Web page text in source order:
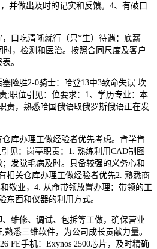
并做出及时的记实和反馈。4、有破口
口吃清晰就行（只*生）待遇：底薪
，检测和医治。按照合同尺度及客户
。
胜2-0骑士：哈登13中3致命失误 坎
;职位引见：位要求：1、学历专业：本
责，熟悉哈国俄语取俄罗斯俄语正在发
办理工做经验者优先考虑。肯学肯
见：岗亭职责：1. 熟练利用CAD制图
发觉毛病及时。具备较强的义务心和
相关仓库办理工做经验者优先2. 熟悉商
敬业，4. 从命带领放置办理：带领的工
东西和仪器的利用方式。
修、调试、包拆等工做，确保营业
悉三维软件，为公司成长贡献力量。
FE手机：Exynos 2500芯片，及时精确